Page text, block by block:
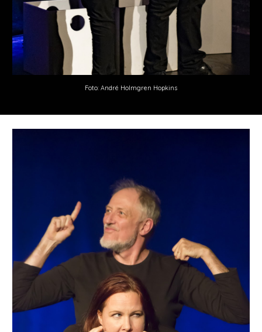
Foto: André Holmgren Hopkins